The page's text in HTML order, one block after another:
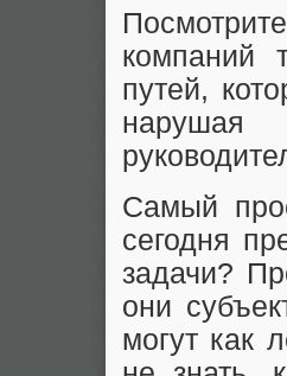
компаний
путей,
Самый
сегодня
задачи?
они
могут как